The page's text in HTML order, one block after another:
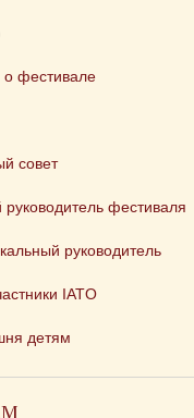
фестивале
совет
фестиваля
руководитель
IATO
детям